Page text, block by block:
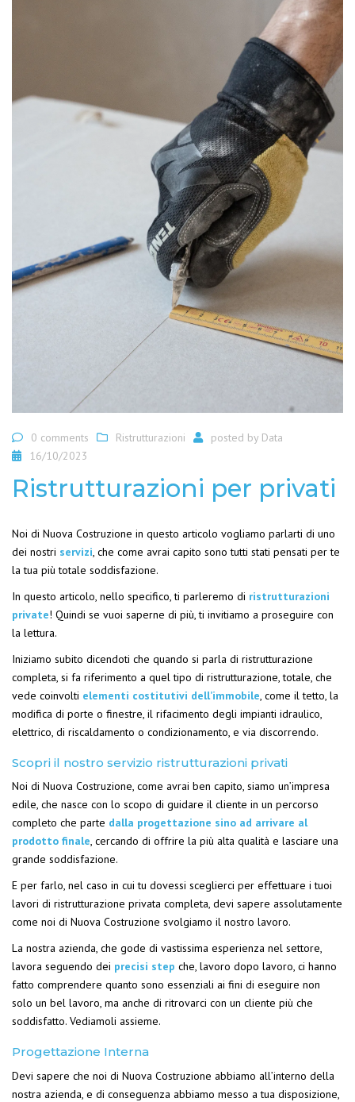
0 comments Ristrutturazioni posted by Data
16/10/2023
Ristrutturazioni per privati
Noi di Nuova Costruzione in questo articolo vogliamo parlarti di uno
dei nostri servizi, che come avrai capito sono tutti stati pensati per te
la tua più totale soddisfazione.
In questo articolo, nello specifico, ti parleremo di ristrutturazioni
private! Quindi se vuoi saperne di più, ti invitiamo a proseguire con
la lettura.
Iniziamo subito dicendoti che quando si parla di ristrutturazione
completa, si fa riferimento a quel tipo di ristrutturazione, totale, che
vede coinvolti elementi costitutivi dell’immobile, come il tetto, la
modifica di porte o finestre, il rifacimento degli impianti idraulico,
elettrico, di riscaldamento o condizionamento, e via discorrendo.
Scopri il nostro servizio ristrutturazioni privati
Noi di Nuova Costruzione, come avrai ben capito, siamo un’impresa
edile, che nasce con lo scopo di guidare il cliente in un percorso
completo che parte dalla progettazione sino ad arrivare al
prodotto finale, cercando di offrire la più alta qualità e lasciare una
grande soddisfazione.
E per farlo, nel caso in cui tu dovessi sceglierci per effettuare i tuoi
lavori di ristrutturazione privata completa, devi sapere assolutamente
come noi di Nuova Costruzione svolgiamo il nostro lavoro.
La nostra azienda, che gode di vastissima esperienza nel settore,
lavora seguendo dei precisi step che, lavoro dopo lavoro, ci hanno
fatto comprendere quanto sono essenziali ai fini di eseguire non
solo un bel lavoro, ma anche di ritrovarci con un cliente più che
soddisfatto. Vediamoli assieme.
Progettazione Interna
Devi sapere che noi di Nuova Costruzione abbiamo all’interno della
nostra azienda, e di conseguenza abbiamo messo a tua disposizione,